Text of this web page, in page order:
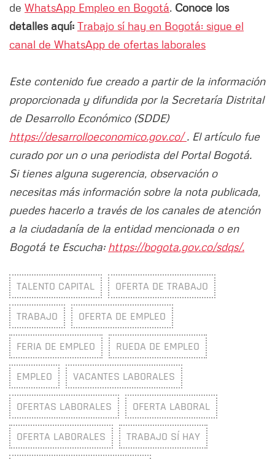
de WhatsApp Empleo en Bogotá. Conoce los
detalles aquí: Trabajo sí hay en Bogotá: sigue el
canal de WhatsApp de ofertas laborales
Este contenido fue creado a partir de la información
proporcionada y difundida por la Secretaría Distrital
de Desarrollo Económico (SDDE)
https://desarrolloeconomico.gov.co/. El artículo fue
curado por un o una periodista del Portal Bogotá.
Si tienes alguna sugerencia, observación o
necesitas más información sobre la nota publicada,
puedes hacerlo a través de los canales de atención
a la ciudadanía de la entidad mencionada o en
Bogotá te Escucha: https://bogota.gov.co/sdqs/.
TALENTO CAPITAL OFERTA DE TRABAJO
TRABAJO OFERTA DE EMPLEO
FERIA DE EMPLEO RUEDA DE EMPLEO
EMPLEO VACANTES LABORALES
OFERTAS LABORALES OFERTA LABORAL
OFERTA LABORALES TRABAJO SÍ HAY